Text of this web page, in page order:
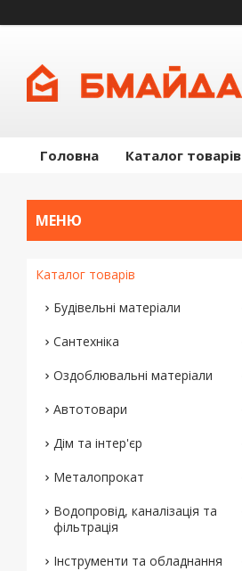
Головна Каталог товарів
Каталог товарів
Будівельні матеріали
Сантехніка
Оздоблювальні матеріали
Автотовари
Дім та інтер'єр
Металопрокат
Водопровід, каналізація та
фільтрація
Інструменти та обладнання